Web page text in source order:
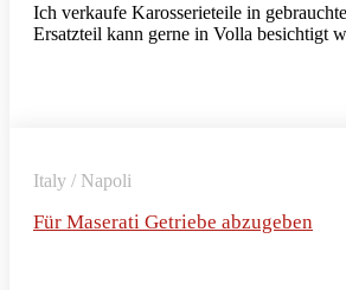
Ich verkaufe Karosserieteile in
Ersatzteil kann gerne in Volla besichtigt
Italy / Napoli
Für Maserati Getriebe abzugeben